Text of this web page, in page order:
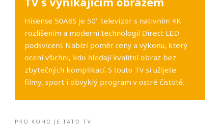
Hisense 50A6S je 50" televizor s nativním 4K
rozlišením a moderní technologií Direct LED
podsvícení. Nabízí poměr ceny a výkonu, který
ocení všichni, kdo hledají kvalitní obraz bez
zbytečných komplikací. S touto TV si užijete
filmy, sport i obvyklý program v ostré čistotě.
PRO KOHO JE TATO TV